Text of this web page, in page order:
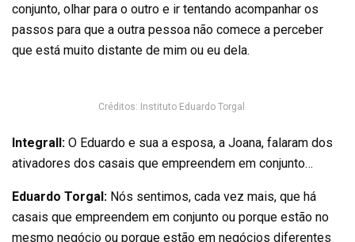
conjunto, olhar para o outro e ir tentando acompanhar os
passos para que a outra pessoa não comece a perceber
que está muito distante de mim ou eu dela.
Créditos: Instituto Eduardo Torgal
Integrall: O Eduardo e sua a esposa, a Joana, falaram dos
ativadores dos casais que empreendem em conjunto…
Eduardo Torgal: Nós sentimos, cada vez mais, que há
casais que empreendem em conjunto ou porque estão no
mesmo negócio ou porque estão em negócios diferentes